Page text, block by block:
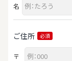
名
ご住所 必須
〒